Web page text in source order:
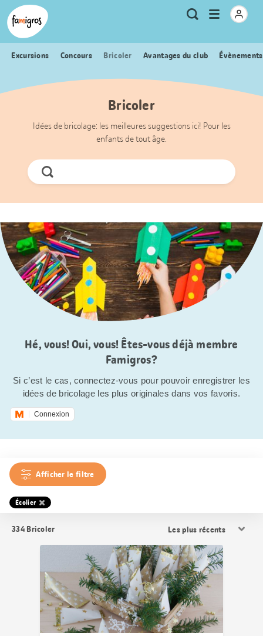
Signets
de
navigation
Header
Logo Métanavigation
RechercheOuvrir
Excursions Concours Bricoler Avantages du club
Bricoler
Idées de bricolage: les meilleures suggestions ici! Pour les
enfants de tout âge.
Chercher
Hé, vous! Oui, vous! Êtes-vous déjà membre
Famigros?
Si c’est le cas, connectez-vous pour pouvoir enregistrer les
idées de bricolage les plus originales dans vos favoris.
Connexion
Afficher le filtre
Écolier
334 Bricoler
les
résultats